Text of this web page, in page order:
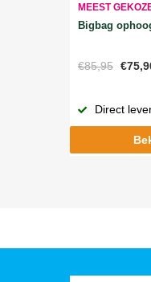
MEEST
Bigbag
€85,95
Direct